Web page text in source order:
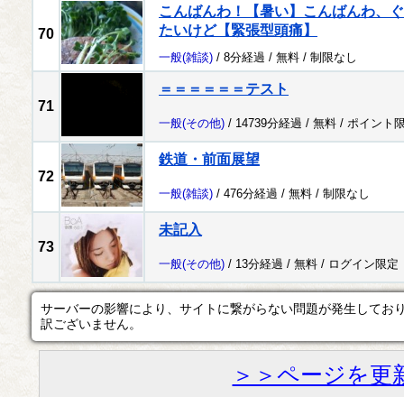
70
こんばんわ！【暑い】こんばんわ、
たいけど【緊張型頭痛】
一般(雑談) / 8分経過 / 無料 / 制限なし
71
＝＝＝＝＝＝テスト
一般(その他) / 14739分経過 / 無料 / ポイント
72
鉄道・前面展望
一般(雑談) / 476分経過 / 無料 / 制限なし
73
未記入
一般(その他) / 13分経過 / 無料 / ログイン限定
サーバーの影響により、サイトに繋がらない問題が発生してお
訳ございません。
＞＞ページを更